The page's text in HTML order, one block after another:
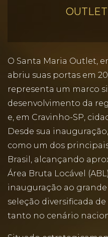
O Santa Maria Outlet,
abriu suas portas em
representa um marco
desenvolvimento da
e, em Cravinho-SP,
Desde sua
como um dos
Brasil, alcançando
Área Bruta Locável
inauguração ao
seleção diversificada
tanto no cenário